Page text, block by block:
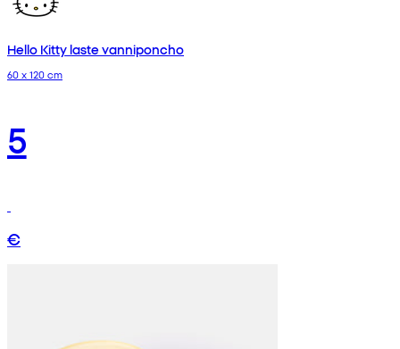
Hello Kitty laste vanniponcho
60 x 120 cm
5
€